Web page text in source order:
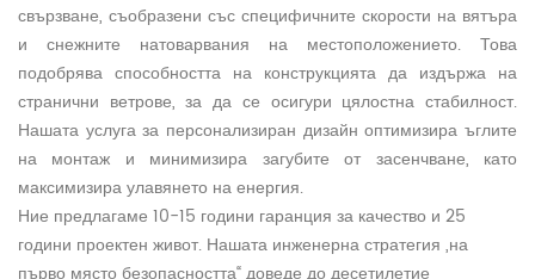
свързване, съобразени със специфичните скорости на вятъра
и снежните натоварвания на местоположението. Това
подобрява способността на конструкцията да издържа на
странични ветрове, за да се осигури цялостна стабилност.
Нашата услуга за персонализиран дизайн оптимизира ъглите
на монтаж и минимизира загубите от засенчване, като
максимизира улавянето на енергия.
Ние предлагаме 10-15 години гаранция за качество и 25
години проектен живот. Нашата инженерна стратегия „на